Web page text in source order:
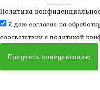
Политика
Я даю согласие на
соответствии с политикой
Получить консультацию